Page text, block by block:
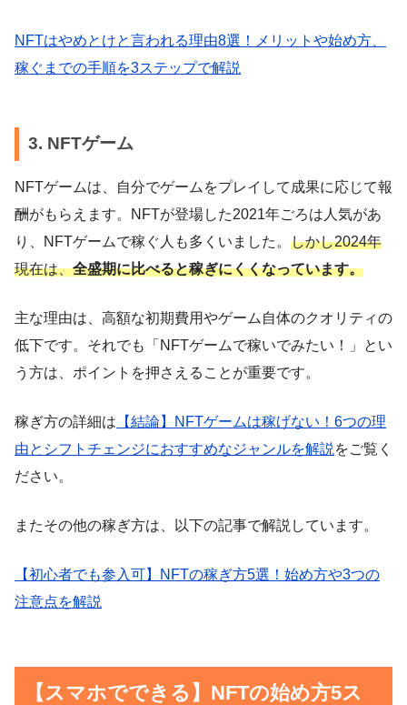
NFTはやめとけと言われる理由8選！メリットや始め方、
稼ぐまでの手順を3ステップで解説
3. NFTゲーム
NFTゲームは、自分でゲームをプレイして成果に応じて報
酬がもらえます。NFTが登場した2021年ごろは人気があ
り、NFTゲームで稼ぐ人も多くいました。 しかし2024年
現在は、全盛期に比べると稼ぎにくくなっています。
主な理由は、高額な初期費用やゲーム自体のクオリティの
低下です。それでも「NFTゲームで稼いでみたい！」とい
う方は、ポイントを押さえることが重要です。
稼ぎ方の詳細は 【結論】NFTゲームは稼げない！6つの理
由とシフトチェンジにおすすめなジャンルを解説 をご覧く
ださい。
またその他の稼ぎ方は、以下の記事で解説しています。
【初心者でも参入可】NFTの稼ぎ方5選！始め方や3つの
注意点を解説
【スマホでできる】NFTの始め方5ス